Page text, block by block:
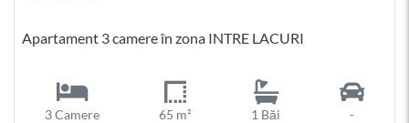
Apartament 3 camere în zona INTRE LACURI
3 Camere 65 m² 1 Băi -